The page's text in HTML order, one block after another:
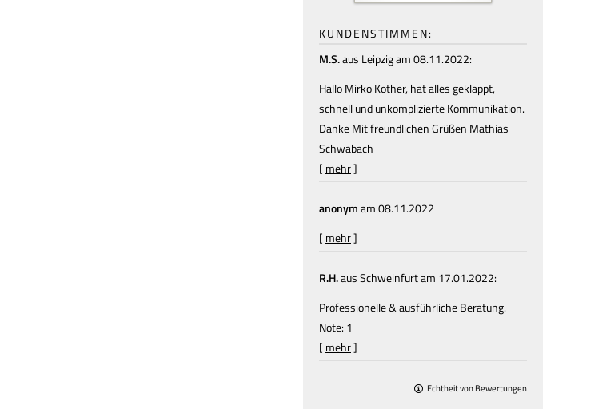
KUNDENSTIMMEN:
M.S.aus Leipzigam 08.11.2022:
Hallo Mirko Kother, hat alles geklappt,
schnell und unkomplizierte Kommunikation.
Danke Mit freundlichen Grüßen Mathias
Schwabach
[ mehr]
anonymam 08.11.2022
[ mehr]
R.H.aus Schweinfurtam 17.01.2022:
Professionelle & ausführliche Beratung.
Note: 1
[ mehr]
Echtheit von Bewertungen